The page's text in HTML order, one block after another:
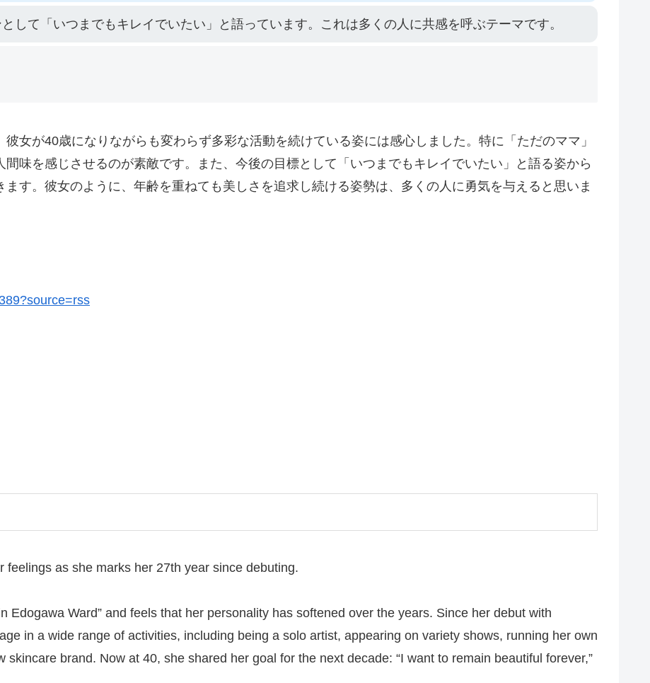
して「いつまでもキレイでいたい」と語っています。これは多くの人に共感を呼ぶテーマです。
女が40歳になりながらも変わらず多彩な活動を続けている姿には感心しました。特に「ただのママ」
味を感じさせるのが素敵です。また、今後の目標として「いつまでもキレイでいたい」と語る姿から
す。彼女のように、年齢を重ねても美しさを追求し続ける姿勢は、多くの人に勇気を与えると思いま
as she marks her 27th year since debuting.
Edogawa Ward” and feels that her personality has softened over the years. Since her debut with
in a wide range of activities, including being a solo artist, appearing on variety shows, running her own
skincare brand. Now at 40, she shared her goal for the next decade: “I want to remain beautiful forever,”